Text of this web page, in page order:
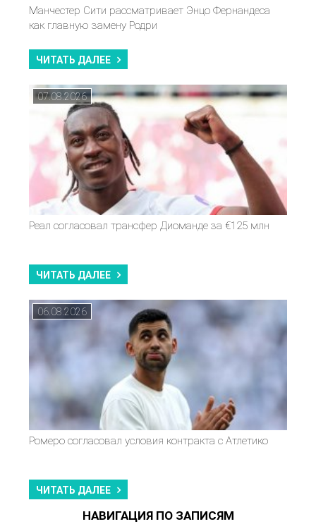
Манчестер Сити рассматривает Энцо Фернандеса
как главную замену Родри
ЧИТАТЬ ДАЛЕЕ
07.08.2026
Реал согласовал трансфер Диоманде за €125 млн
ЧИТАТЬ ДАЛЕЕ
06.08.2026
Ромеро согласовал условия контракта с Атлетико
ЧИТАТЬ ДАЛЕЕ
НАВИГАЦИЯ ПО ЗАПИСЯМ